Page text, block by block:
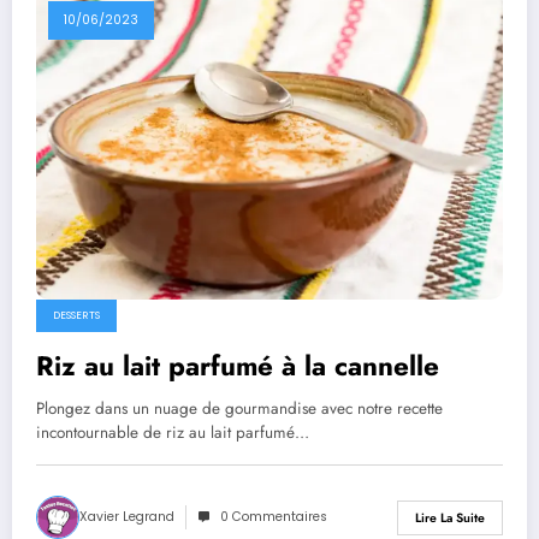
10/06/2023
DESSERTS
Riz au lait parfumé à la cannelle
Plongez dans un nuage de gourmandise avec notre recette
incontournable de riz au lait parfumé…
Xavier Legrand 0 Commentaires Lire La Suite